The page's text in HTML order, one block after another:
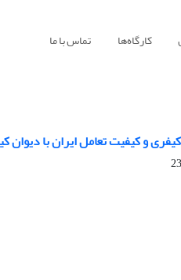
کارگاه‌ها تماس با ما
و کیفیت تعامل ایران با دیوان